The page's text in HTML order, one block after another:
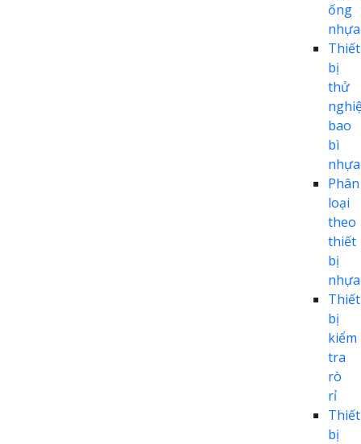
ống
nhựa
Thiết
bị
thử
bao
bì
nhựa
Phân
loại
theo
thiết
bị
nhựa
Thiết
bị
kiểm
tra
rò
rỉ
Thiết
bị